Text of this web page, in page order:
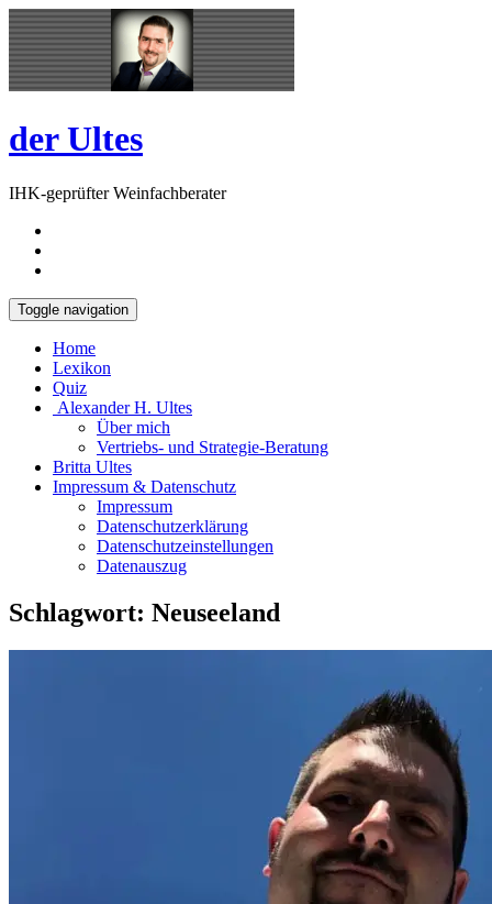
Skip
to
content
Open
Sidebar
der Ultes
IHK-geprüfter Weinfachberater
Toggle navigation
Home
Lexikon
Quiz
Alexander H. Ultes
Über mich
Vertriebs- und Strategie-Beratung
Britta Ultes
Impressum & Datenschutz
Impressum
Datenschutzerklärung
Datenschutzeinstellungen
Datenauszug
Schlagwort: Neuseeland